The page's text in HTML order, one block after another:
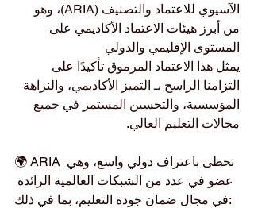
الآسيوي للاعتماد والتصنيف (ARIA)، وهو
من أبرز هيئات الاعتماد الأكاديمي على
المستوى الإقليمي والدولي
يمثل هذا الاعتماد المرموق تأكيدًا على
التزامنا الراسخ بـ التميز الأكاديمي، والنزاهة
المؤسسية، والتحسين المستمر في جميع
مجالات التعليم العالي.
🌍 ARIA تحظى باعتراف دولي واسع، وهي
عضو في عدد من الشبكات العالمية الرائدة
في مجال ضمان جودة التعليم، بما في ذلك: